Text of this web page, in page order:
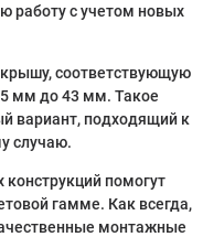
работу с учетом новых
соответствующую
мм до 43 мм. Такое
вариант, подходящий к
случаю.
помогут
гамме. Как всегда,
монтажные